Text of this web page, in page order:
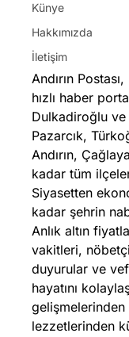
Künye
Hakkımızda
İletişim
Andırın
hızlı haber
Dulkadiroğlu ve
Pazarcık,
Andırın,
kadar tüm
Siyasetten
kadar şehrin
Anlık altın
vakitleri,
duyurular ve
hayatını
gelişmelerinden
lezzetlerinden